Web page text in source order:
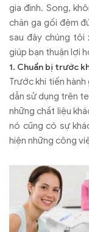
gia đình. Song,
chăn ga gối đệm
sau đây chúng tôi
giúp bạn thuận lợi
1. Chuẩn bị trước
Trước khi tiến
dẫn sử dụng trên
những chất liệu
nó cũng có sự
hiện những công